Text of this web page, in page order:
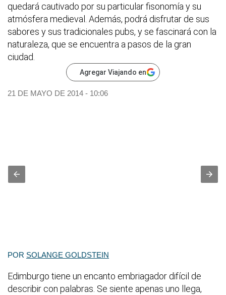
quedará cautivado por su particular fisonomía y su
atmósfera medieval. Además, podrá disfrutar de sus
sabores y sus tradicionales pubs, y se fascinará con la
naturaleza, que se encuentra a pasos de la gran
ciudad.
Agregar Viajando en
21 DE MAYO DE 2014 - 10:06
POR SOLANGE GOLDSTEIN
Edimburgo tiene un encanto embriagador difícil de
describir con palabras. Se siente apenas uno llega,